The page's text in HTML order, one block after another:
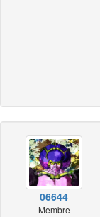
06644
Membre